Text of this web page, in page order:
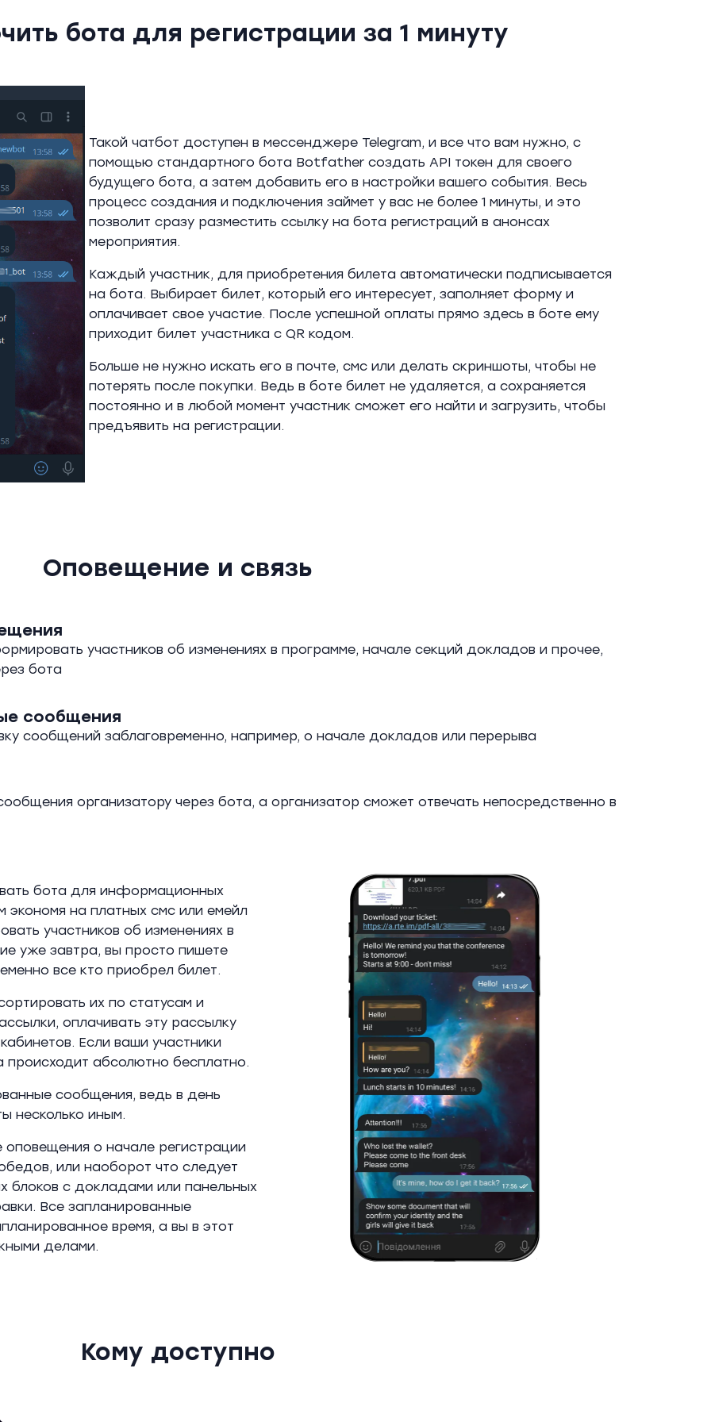
бота для регистрации за 1 минуту
Такой чатбот доступен в мессенджере Telegram, и все что вам нужно, с
помощью стандартного бота Botfather создать API токен для своего
будущего бота, а затем добавить его в настройки вашего события. Весь
процесс создания и подключения займет у вас не более 1 минуты, и это
позволит сразу разместить ссылку на бота регистраций в анонсах
мероприятия.
Каждый участник, для приобретения билета автоматически подписывается
на бота. Выбирает билет, который его интересует, заполняет форму и
оплачивает свое участие. После успешной оплаты прямо здесь в боте ему
приходит билет участника с QR кодом.
Больше не нужно искать его в почте, смс или делать скриншоты, чтобы не
потерять после покупки. Ведь в боте билет не удаляется, а сохраняется
постоянно и в любой момент участник сможет его найти и загрузить, чтобы
предъявить на регистрации.
Оповещение и связь
участников об изменениях в программе, начале секций докладов и прочее,
бота
сообщения
сообщений заблаговременно, например, о начале докладов или перерыва
организатору через бота, а организатор сможет отвечать непосредственно в
бота для информационных
экономя на платных смс или емейл
участников об изменениях в
уже завтра, вы просто пишете
все кто приобрел билет.
их по статусам и
оплачивать эту рассылку
Если ваши участники
абсолютно бесплатно.
сообщения, ведь в день
несколько иным.
о начале регистрации
или наоборот что следует
блоков с докладами или панельных
Все запланированные
время, а вы в этот
делами.
Кому доступно